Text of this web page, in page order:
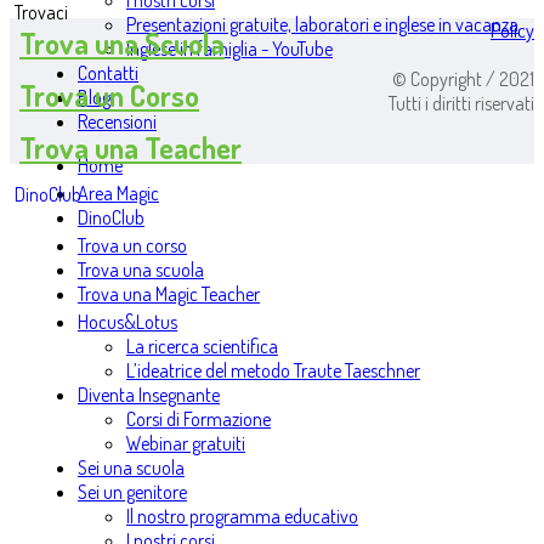
Presentazioni gratuite, laboratori e inglese in vacanza
Inglese in famiglia - YouTube
Contatti
Blog
Recensioni
Home
Area Magic
DinoClub
Trova un corso
Trova una scuola
Trova una Magic Teacher
Hocus&Lotus
La ricerca scientifica
L’ideatrice del metodo Traute Taeschner
Diventa Insegnante
Corsi di Formazione
Webinar gratuiti
Sei una scuola
Sei un genitore
Il nostro programma educativo
Trovaci
Trova una Scuola
Trova un Corso
Trova una Teacher
DinoClub
Policy
© Copyright / 2021
Tutti i diritti riservati